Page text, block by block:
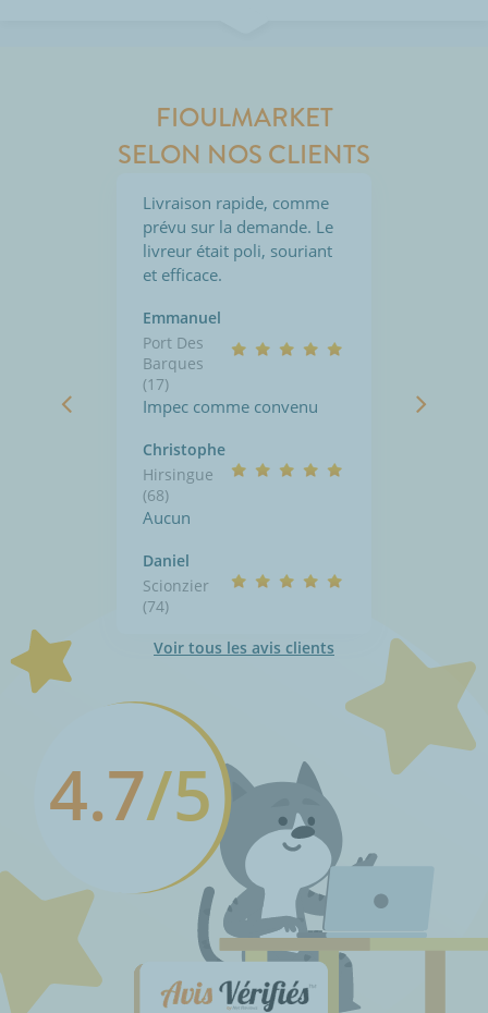
4.7/5
FIOULMARKET
SELON NOS CLIENTS
Livraison rapide, comme
prévu sur la demande. Le
livreur était poli, souriant
et efficace.
Emmanuel
Port Des
Barques
(17)
Impec comme convenu
Christophe
Hirsingue
(68)
Aucun
Daniel
Scionzier
(74)
Voir tous les avis clients